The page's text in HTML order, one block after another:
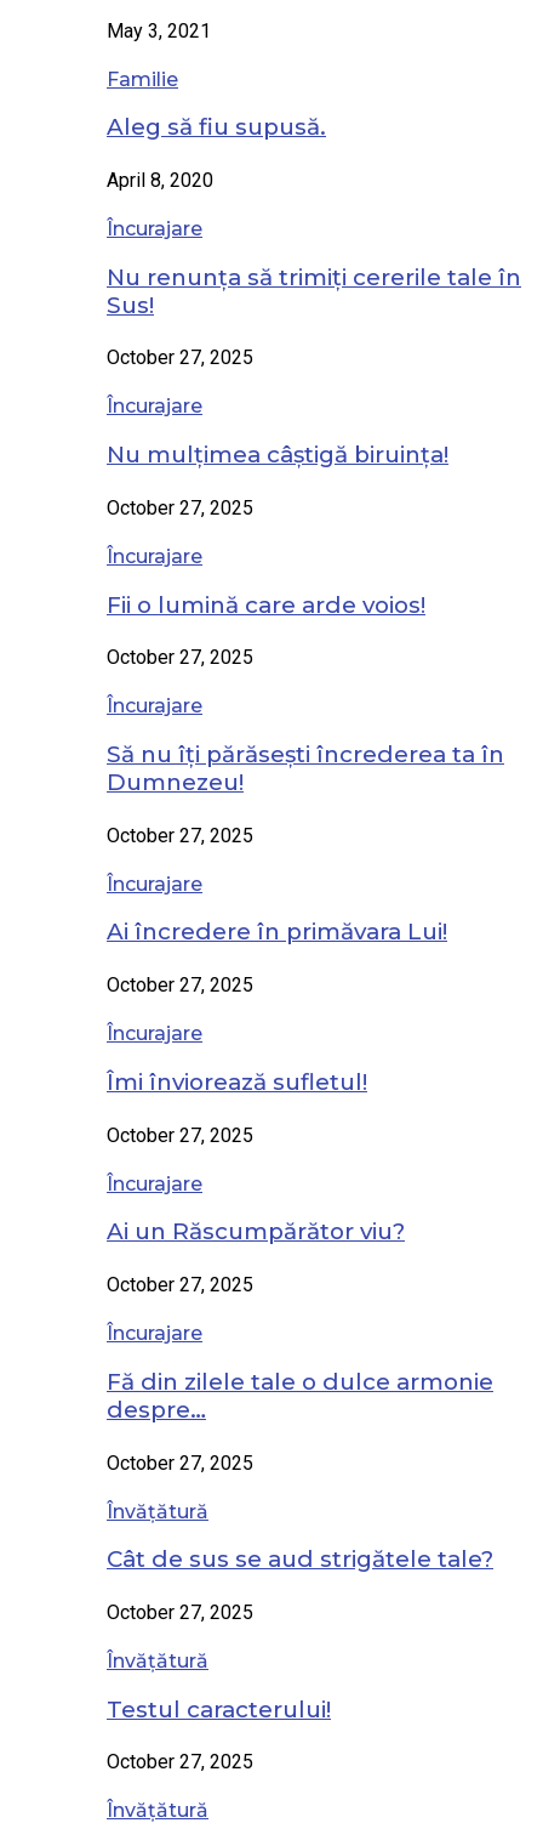
May 3, 2021
Familie
Aleg să fiu supusă.
April 8, 2020
Încurajare
Nu renunța să trimiți cererile tale în
Sus!
October 27, 2025
Încurajare
Nu mulțimea câștigă biruința!
October 27, 2025
Încurajare
Fii o lumină care arde voios!
October 27, 2025
Încurajare
Să nu îți părăsești încrederea ta în
Dumnezeu!
October 27, 2025
Încurajare
Ai încredere în primăvara Lui!
October 27, 2025
Încurajare
Îmi înviorează sufletul!
October 27, 2025
Încurajare
Ai un Răscumpărător viu?
October 27, 2025
Încurajare
Fă din zilele tale o dulce armonie
despre…
October 27, 2025
Învățătură
Cât de sus se aud strigătele tale?
October 27, 2025
Învățătură
Testul caracterului!
October 27, 2025
Învățătură